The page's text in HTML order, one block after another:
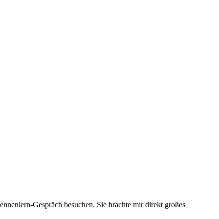
Gespräch besuchen. Sie brachte mir direkt großes